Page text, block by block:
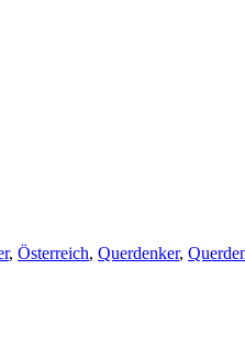
, Österreich, Querdenker,